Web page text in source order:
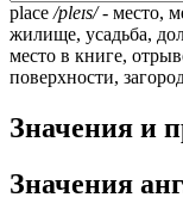
place /pleɪs/- место,
жилище, усадьба,
место в книге,
поверхности,
Значения и
Значения